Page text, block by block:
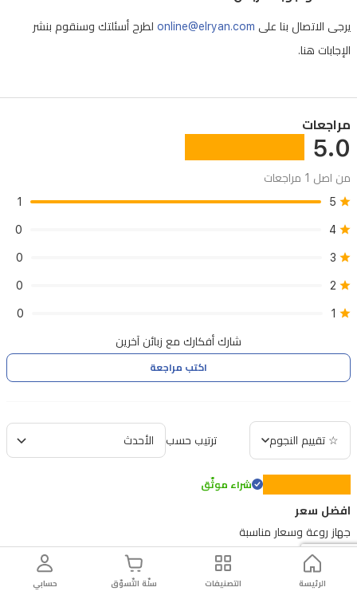
يرجى الاتصال بنا على online@elryan.com لطرح أسئلتك وسنقوم بنشر
الإجابات هنا.
مراجعات
5.0
من اصل 1 مراجعات
5
1
4
0
3
0
2
0
1
0
شارك أفكارك مع زبائن آخرين
اكتب مراجعة
☆ تقييم النجوم ترتيب حسب
شراء موثّق
افضل سعر
جهاز روعة وسعار مناسبة
الرئيسة التصنيفات سلّة التّسوّق حسابي